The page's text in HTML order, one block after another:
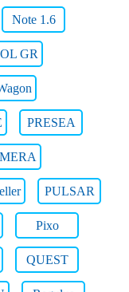
Note 1.6
GR
PRESEA
PULSAR
Pixo
QUEST